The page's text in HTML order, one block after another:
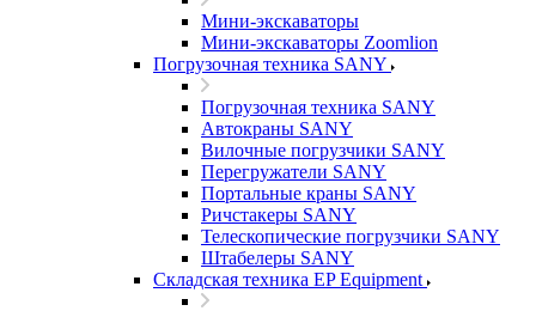
Мини-экскаваторы
Мини-экскаваторы Zoomlion
Погрузочная техника SANY
Погрузочная техника SANY
Автокраны SANY
Вилочные погрузчики SANY
Перегружатели SANY
Портальные краны SANY
Ричстакеры SANY
Телескопические погрузчики SANY
Штабелеры SANY
Складская техника EP Equipment